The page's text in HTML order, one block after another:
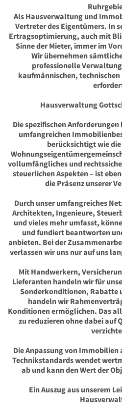
Als Hausverwaltung und
Vertreter des Eigentümers. In
Ertragsoptimierung, auch mit
Sinne der Mieter, immer im
Wir übernehmen
professionelle
kaufmännischen,
Hausverwaltung
Die spezifischen
umfangreichen
berücksichtigt wie
vollumfängliches und
steuerlichen Aspekten – ist
die Präsenz unserer
Durch unser umfangreiches
Architekten, Ingenieure,
und vieles mehr umfasst,
und fundiert beantworten
anbieten. Bei der
verlassen wir uns nur auf uns
Mit Handwerkern,
Lieferanten handeln wir für
Sonderkonditionen, Rabatte
handeln wir
Konditionen ermöglichen. Das
zu reduzieren ohne dabei auf
Die Anpassung von
Technikstandards wendet
ab und kann den Wert der
Ein Auszug aus unserem